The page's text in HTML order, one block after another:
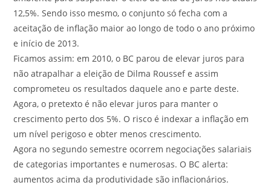
12,5%. Sendo isso mesmo, o conjunto só fecha com a
aceitação de inflação maior ao longo de todo o ano próximo
e início de 2013.
Ficamos assim: em 2010, o BC parou de elevar juros para
não atrapalhar a eleição de Dilma Roussef e assim
comprometeu os resultados daquele ano e parte deste.
Agora, o pretexto é não elevar juros para manter o
crescimento perto dos 5%. O risco é indexar a inflação em
um nível perigoso e obter menos crescimento.
Agora no segundo semestre ocorrem negociações salariais
de categorias importantes e numerosas. O BC alerta:
aumentos acima da produtividade são inflacionários.